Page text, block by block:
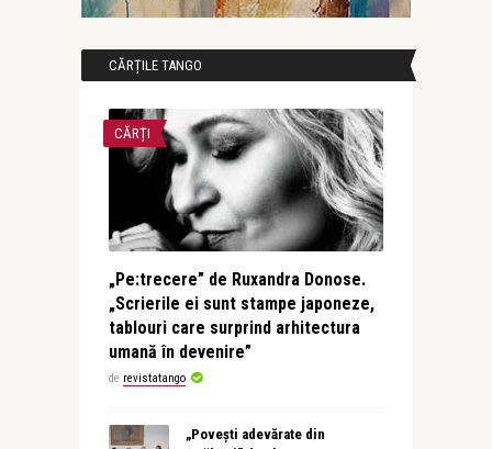
CĂRȚILE TANGO
CĂRȚI
„Pe:trecere” de Ruxandra Donose.
„Scrierile ei sunt stampe japoneze,
tablouri care surprind arhitectura
umană în devenire”
de revistatango
„Povești adevărate din